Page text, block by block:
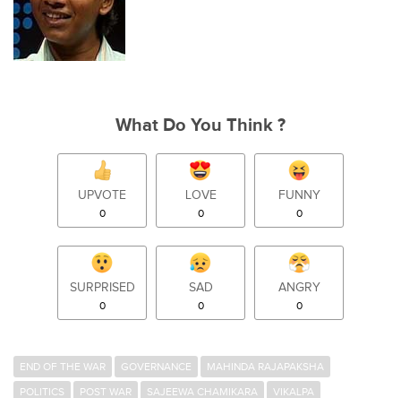
What Do You Think ?
UPVOTE
0
LOVE
0
FUNNY
0
SURPRISED
0
SAD
0
ANGRY
0
END OF THE WAR GOVERNANCE
MAHINDA RAJAPAKSHA
POLITICS
POST WAR SAJEEWA CHAMIKARA
VIKALPA